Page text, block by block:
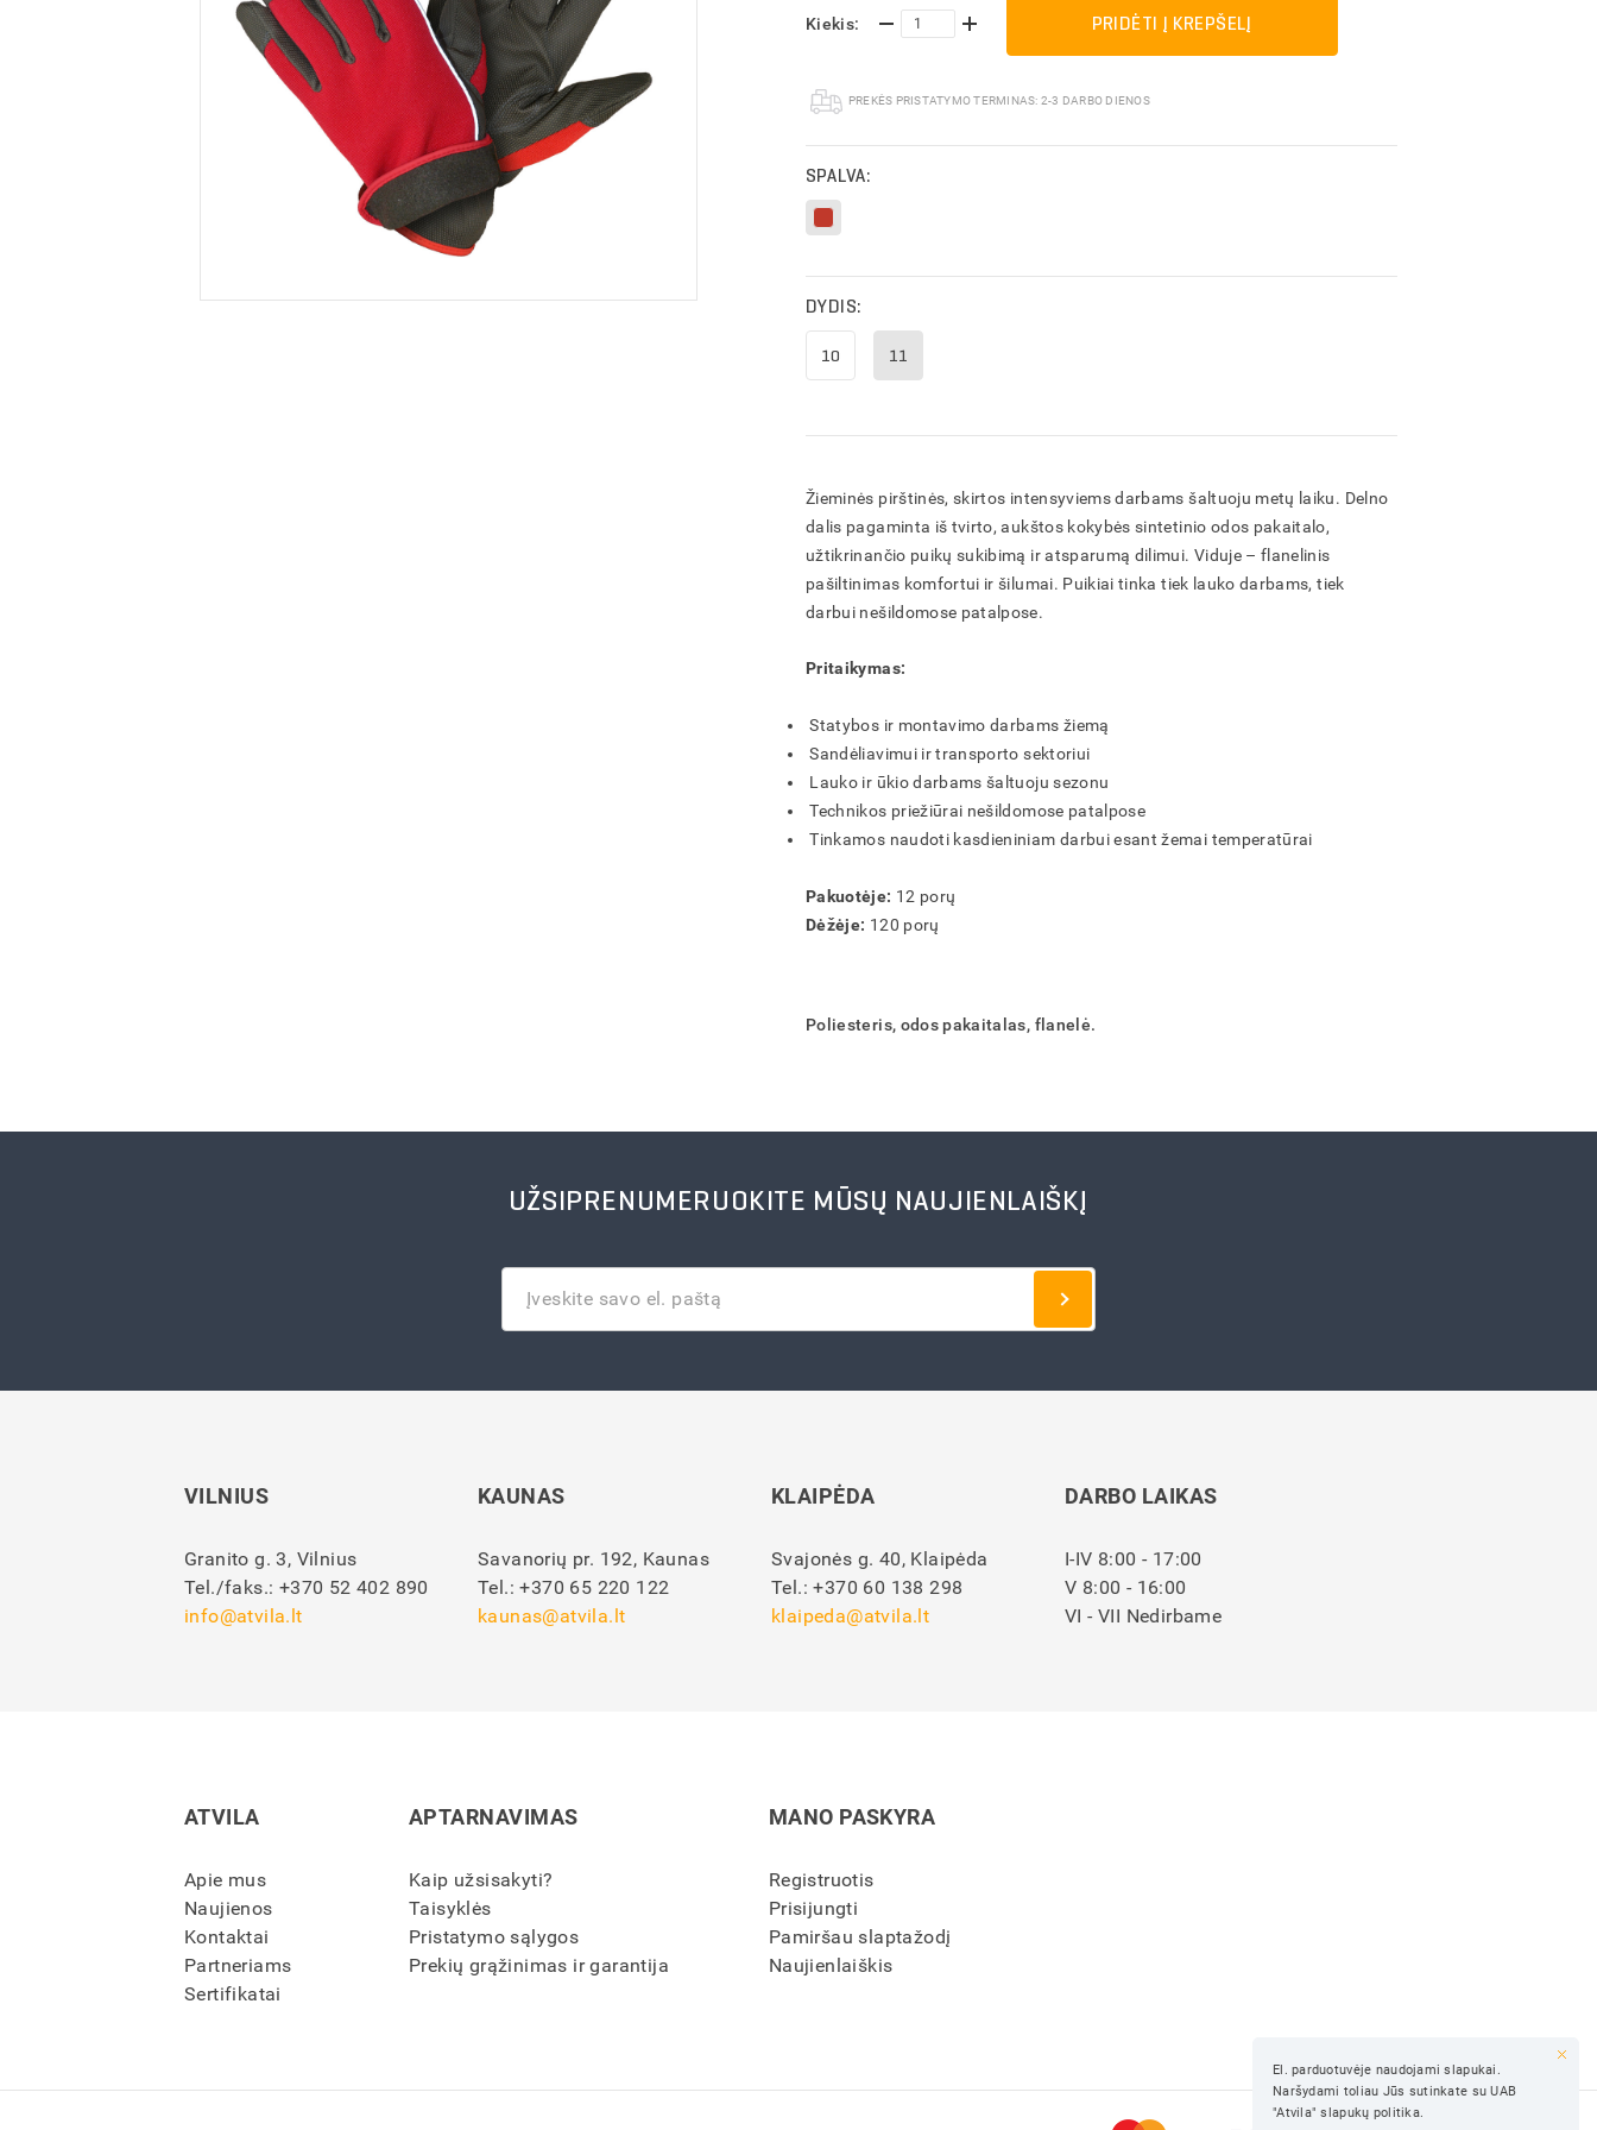
Pakavimo medžiagos
Kiekis: PRIDĖTI Į KREPŠELĮ
PREKĖS PRISTATYMO TERMINAS: 2-3 DARBO DIENOS
SPALVA:
DYDIS:
10 11
Žieminės pirštinės, skirtos intensyviems darbams šaltuoju metų laiku. Delno
dalis pagaminta iš tvirto, aukštos kokybės sintetinio odos pakaitalo,
užtikrinančio puikų sukibimą ir atsparumą dilimui. Viduje – flanelinis
pašiltinimas komfortui ir šilumai. Puikiai tinka tiek lauko darbams, tiek
darbui nešildomose patalpose.
Pritaikymas:
Statybos ir montavimo darbams žiemą
Sandėliavimui ir transporto sektoriui
Lauko ir ūkio darbams šaltuoju sezonu
Technikos priežiūrai nešildomose patalpose
Tinkamos naudoti kasdieniniam darbui esant žemai temperatūrai
Pakuotėje: 12 porų
Dėžėje: 120 porų
Poliesteris, odos pakaitalas, flanelė.
UŽSIPRENUMERUOKITE MŪSŲ NAUJIENLAIŠKĮ
VILNIUS
Granito g. 3, Vilnius
Tel./faks.: +370 52 402 890
info@atvila.lt
KAUNAS
Savanorių pr. 192, Kaunas
Tel.:+370 65 220 122
kaunas@atvila.lt
KLAIPĖDA
Svajonės g. 40, Klaipėda
Tel.:+370 60 138 298
klaipeda@atvila.lt
DARBO LAIKAS
I-IV 8:00 - 17:00
V 8:00 - 16:00
VI - VII Nedirbame
ATVILA
Apie mus
Naujienos
Kontaktai
Partneriams
Sertifikatai
APTARNAVIMAS
Kaip užsisakyti?
Taisyklės
Pristatymo sąlygos
Prekių grąžinimas ir garantija
MANO PASKYRA
Registruotis
Prisijungti
Pamiršau slaptažodį
Naujienlaiškis
El. parduotuvėje naudojami slapukai.
Naršydami toliau Jūs sutinkate su UAB
"Atvila" slapukų politika.
ĮVESKITE PREKIŲ KREPŠELIO PAVADINIMĄ
AR TIKRAI NORITE IŠTRINTI PREKIŲ KREPŠELĮ?
IŠTRINTI
AR TIKRAI NORITE IŠTRINTI PRODUKTĄ?
IŠTRINTI
AR TIKRAI NORITE IŠTRINTI ADRESĄ?
IŠTRINTI
AR TIKRAI NORITE IŠTRINTI UŽSAKYMĄ?
IŠTRINTI
ĮVESKITE KAM SKIRTAS PASIŪLYMAS